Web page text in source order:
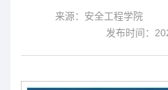
来源：安全工程学院
发布时间：